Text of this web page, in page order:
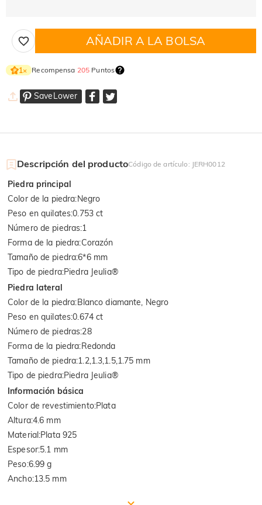
AÑADIR A LA BOLSA
1× Recompensa 205 Puntos
SaveLower
Descripción del productoCódigo de artículo : JERH0012
Piedra principal
Color de la piedra:Negro
Peso en quilates:0.753 ct
Número de piedras:1
Forma de la piedra:Corazón
Tamaño de piedra:6*6 mm
Tipo de piedra:Piedra Jeulia®
Piedra lateral
Color de la piedra:Blanco diamante, Negro
Peso en quilates:0.674 ct
Número de piedras:28
Forma de la piedra:Redonda
Tamaño de piedra:1.2,1.3,1.5,1.75 mm
Tipo de piedra:Piedra Jeulia®
Información básica
Color de revestimiento:Plata
Altura:4.6 mm
Material:Plata 925
Espesor:5.1 mm
Peso:6.99 g
Ancho:13.5 mm